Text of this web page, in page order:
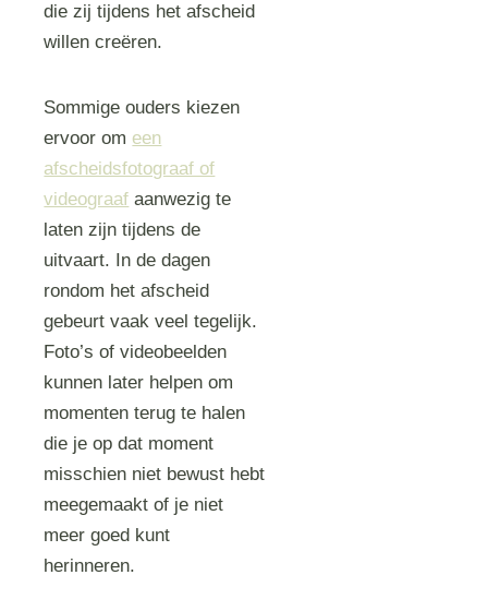
die zij tijdens het afscheid
willen creëren.
Sommige ouders kiezen
ervoor om een
afscheidsfotograaf of
videograaf aanwezig te
laten zijn tijdens de
uitvaart. In de dagen
rondom het afscheid
gebeurt vaak veel tegelijk.
Foto’s of videobeelden
kunnen later helpen om
momenten terug te halen
die je op dat moment
misschien niet bewust hebt
meegemaakt of je niet
meer goed kunt
herinneren.